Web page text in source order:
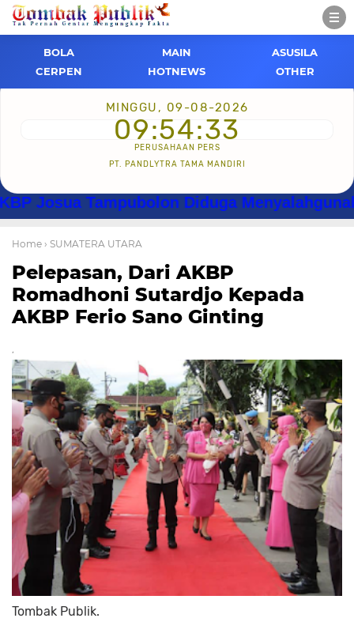
BOLA MAIN
ASUSILA
CERPEN
HOTNEWS OTHER
MINGGU, 09-08-2026
09:54:34
PERUSAHAAN PERS
PT. PANDLYTRA TAMA MANDIRI
Tampubolon Diduga Menyalahgunakan
Home › SUMATERA UTARA
Pelepasan, Dari AKBP
Romadhoni Sutardjo Kepada
AKBP Ferio Sano Ginting
Tombak Publik.